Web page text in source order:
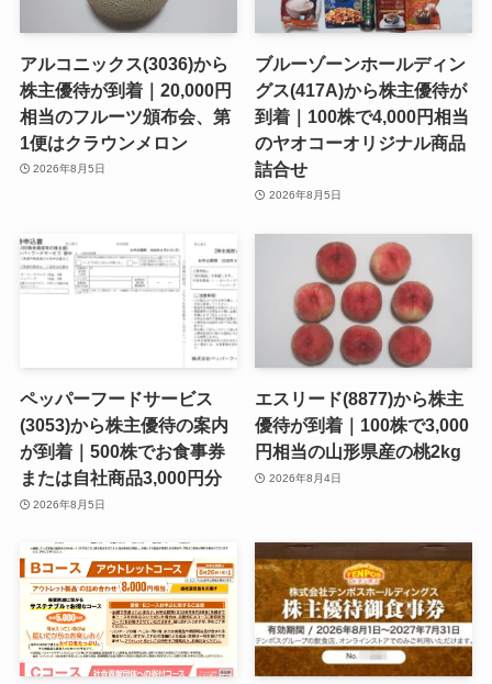
アルコニックス(3036)から
株主優待が到着｜20,000円
相当のフルーツ頒布会、第
1便はクラウンメロン
2026年8月5日
ブルーゾーンホールディン
グス(417A)から株主優待が
到着｜100株で4,000円相当
のヤオコーオリジナル商品
詰合せ
2026年8月5日
ペッパーフードサービス
(3053)から株主優待の案内
が到着｜500株でお食事券
または自社商品3,000円分
2026年8月5日
エスリード(8877)から株主
優待が到着｜100株で3,000
円相当の山形県産の桃2kg
2026年8月4日